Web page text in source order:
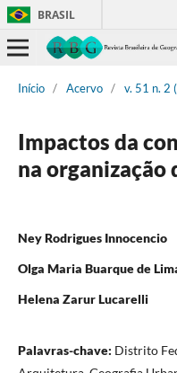
BRASIL
Início / Acervo / v. 51 n. 2
Impactos da
na organização
Ney Rodrigues Innocencio
Olga Maria Buarque de
Helena Zarur Lucarelli
Palavras-chave: Distrito